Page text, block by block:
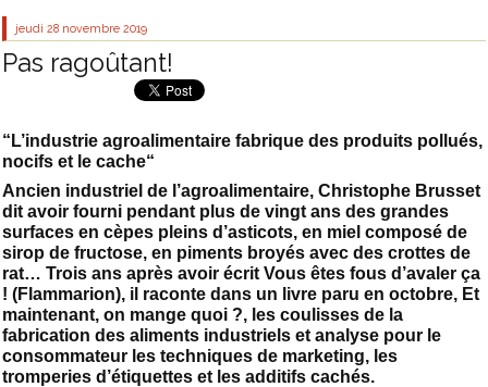
jeudi 28 novembre 2019
Pas ragoûtant!
“L’industrie agroalimentaire fabrique des produits pollués,
nocifs et le cache“
Ancien industriel de l’agroalimentaire, Christophe Brusset
dit avoir fourni pendant plus de vingt ans des grandes
surfaces en cèpes pleins d’asticots, en miel composé de
sirop de fructose, en piments broyés avec des crottes de
rat… Trois ans après avoir écrit Vous êtes fous d’avaler ça
! (Flammarion), il raconte dans un livre paru en octobre, Et
maintenant, on mange quoi ?, les coulisses de la
fabrication des aliments industriels et analyse pour le
consommateur les techniques de marketing, les
tromperies d’étiquettes et les additifs cachés.